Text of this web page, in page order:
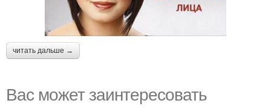
читать дальше →
Вас может заинтересовать